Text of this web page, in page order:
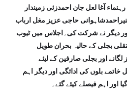
آغا لعل جان احمدزئی زمیندار
حاجی عزیز مغل ارباب
اور دیگر نے شرکت کی۔اجلاس میں ٹیوب
بجلی کے حالیہ بحران طویل
اور بجلی صارفین کے لیئے
خاتمے بلوں کی ادائگی اور دیگر اہم
اور اہم فیصلے کیئے گئے۔